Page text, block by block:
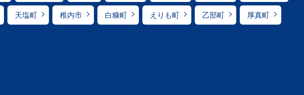
天塩町 稚内市 白糠町 えりも町 乙部町 厚真町